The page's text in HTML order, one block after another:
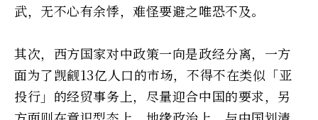
武，无不心有余悸，难怪要避之唯恐不及。
其次，西方国家对中政策一向是政经分离，一方
面为了觊觎13亿人口的市场，不得不在类似「亚
投行」的经贸事务上，尽量迎合中国的要求，另